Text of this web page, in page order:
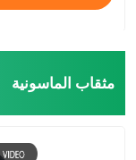
مثقاب الماسونية